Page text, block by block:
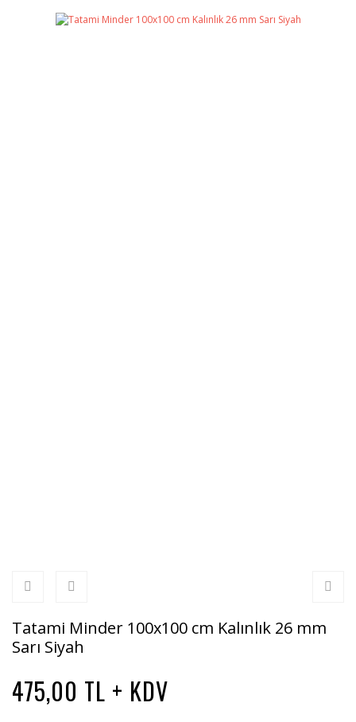
Tatami Minder 100x100 cm Kalınlık 26 mm
Sarı Siyah
475,00 TL + KDV